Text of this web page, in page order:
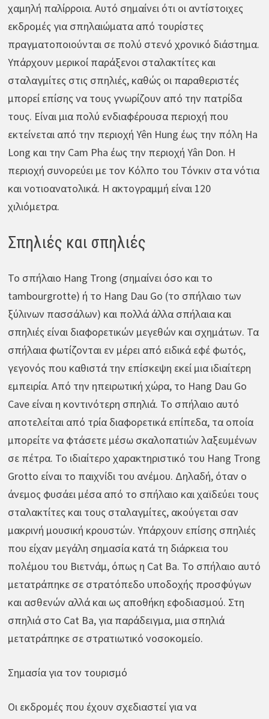
χαμηλή παλίρροια. Αυτό σημαίνει ότι οι αντίστοιχες
εκδρομές για σπηλαιώματα από τουρίστες
πραγματοποιούνται σε πολύ στενό χρονικό διάστημα.
Υπάρχουν μερικοί παράξενοι σταλακτίτες και
σταλαγμίτες στις σπηλιές, καθώς οι παραθεριστές
μπορεί επίσης να τους γνωρίζουν από την πατρίδα
τους. Είναι μια πολύ ενδιαφέρουσα περιοχή που
εκτείνεται από την περιοχή Yên Hung έως την πόλη Ha
Long και την Cam Pha έως την περιοχή Yân Don. Η
περιοχή συνορεύει με τον Κόλπο του Τόνκιν στα νότια
και νοτιοανατολικά. Η ακτογραμμή είναι 120
χιλιόμετρα.
Σπηλιές και σπηλιές
Το σπήλαιο Hang Trong (σημαίνει όσο και το
tambourgrotte) ή το Hang Dau Go (το σπήλαιο των
ξύλινων πασσάλων) και πολλά άλλα σπήλαια και
σπηλιές είναι διαφορετικών μεγεθών και σχημάτων. Τα
σπήλαια φωτίζονται εν μέρει από ειδικά εφέ φωτός,
γεγονός που καθιστά την επίσκεψη εκεί μια ιδιαίτερη
εμπειρία. Από την ηπειρωτική χώρα, το Hang Dau Go
Cave είναι η κοντινότερη σπηλιά. Το σπήλαιο αυτό
αποτελείται από τρία διαφορετικά επίπεδα, τα οποία
μπορείτε να φτάσετε μέσω σκαλοπατιών λαξευμένων
σε πέτρα. Το ιδιαίτερο χαρακτηριστικό του Hang Trong
Grotto είναι το παιχνίδι του ανέμου. Δηλαδή, όταν ο
άνεμος φυσάει μέσα από το σπήλαιο και χαϊδεύει τους
σταλακτίτες και τους σταλαγμίτες, ακούγεται σαν
μακρινή μουσική κρουστών. Υπάρχουν επίσης σπηλιές
που είχαν μεγάλη σημασία κατά τη διάρκεια του
πολέμου του Βιετνάμ, όπως η Cat Ba. Το σπήλαιο αυτό
μετατράπηκε σε στρατόπεδο υποδοχής προσφύγων
και ασθενών αλλά και ως αποθήκη εφοδιασμού. Στη
σπηλιά στο Cat Ba, για παράδειγμα, μια σπηλιά
μετατράπηκε σε στρατιωτικό νοσοκομείο.
Σημασία για τον τουρισμό
Οι εκδρομές που έχουν σχεδιαστεί για να